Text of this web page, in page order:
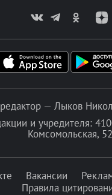
— Лыков
и учредителя:
Комсомольская, 52
Вакансии
Правила